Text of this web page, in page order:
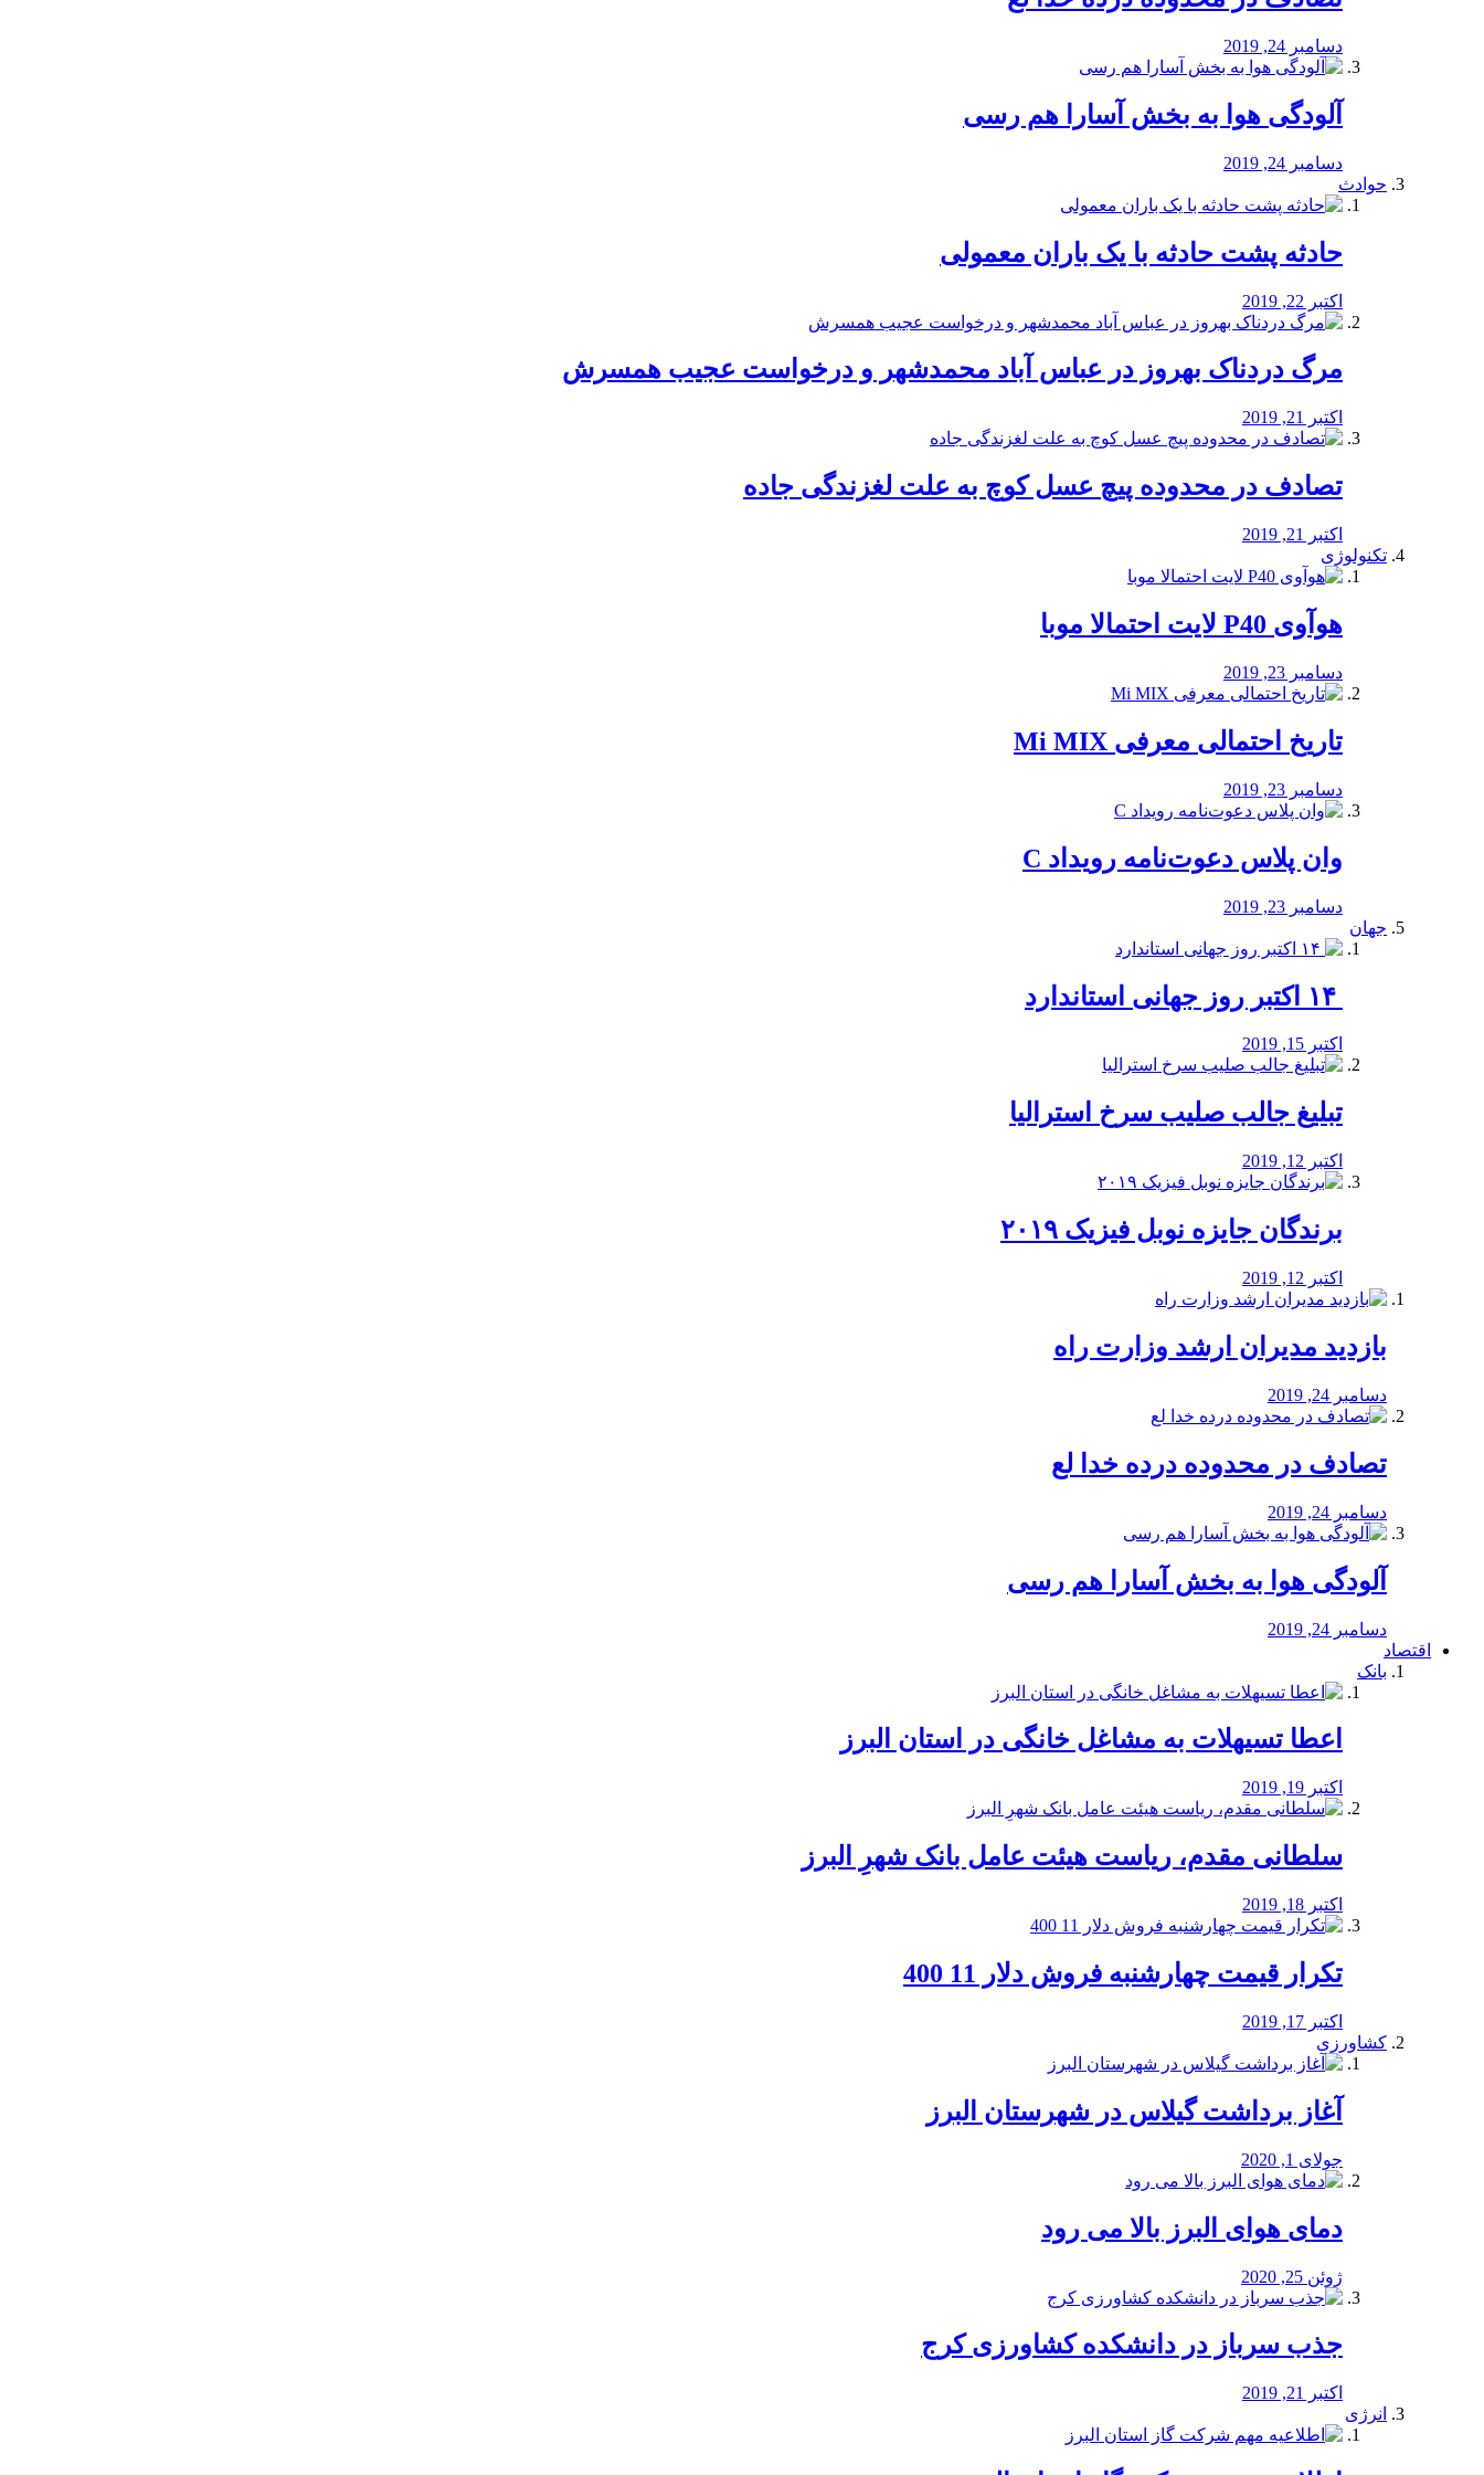
دسامبر 24, 2019
آلودگی هوا به بخش آسارا هم رسی
دسامبر 24, 2019
حوادث
️حادثه پشت حادثه با یک باران معمولی
اکتبر 22, 2019
مرگ دردناک بهروز در عباس آباد محمدشهر و درخواست عجیب همسرش
اکتبر 21, 2019
تصادف در محدوده پیچ عسل کوچ به علت لغزندگی جاده
اکتبر 21, 2019
تکنولوژی
هوآوی P40 لایت احتمالا موبا
دسامبر 23, 2019
تاریخ احتمالی معرفی Mi MIX
دسامبر 23, 2019
وان پلاس دعوت‌نامه رویداد C
دسامبر 23, 2019
جهان
اکتبر 15, 2019
تبلیغ جالب صلیب سرخ استرالیا
اکتبر 12, 2019
برندگان جایزه نوبل فیزیک ۲۰۱۹
اکتبر 12, 2019
بازدید مدیران ارشد وزارت راه
دسامبر 24, 2019
تصادف در محدوده درده خدا لع
دسامبر 24, 2019
آلودگی هوا به بخش آسارا هم رسی
دسامبر 24, 2019
اقتصاد
بانک
️اعطا تسیهلات به مشاغل خانگی در استان البرز
اکتبر 19, 2019
سلطانی مقدم، ریاست هیئت عامل بانک شهرِ البرز
اکتبر 18, 2019
تکرار قیمت چهارشنبه فروش دلار 11 400
اکتبر 17, 2019
کشاورزی
آغاز برداشت گیلاس در شهرستان البرز
جولای 1, 2020
دمای هوای البرز بالا می رود
ژوئن 25, 2020
جذب سرباز در دانشکده کشاورزی کرج
اکتبر 21, 2019
انرژی